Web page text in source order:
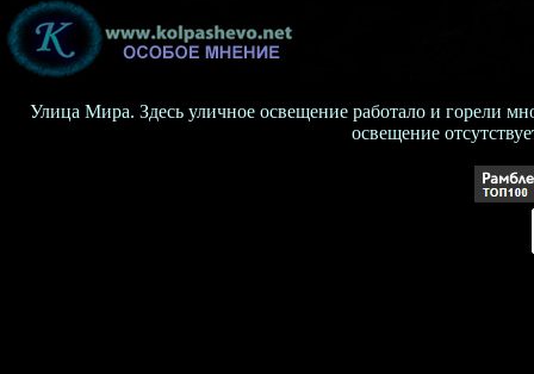
Улица Мира. Здесь уличное освещение работало и горели
освещение